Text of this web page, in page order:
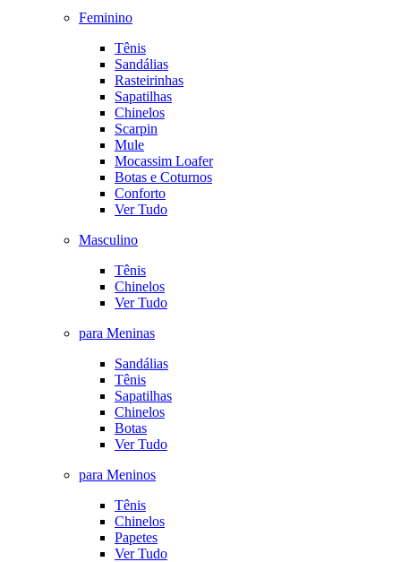
Feminino
Tênis
Sandálias
Rasteirinhas
Sapatilhas
Chinelos
Scarpin
Mule
Mocassim Loafer
Botas e Coturnos
Conforto
Ver Tudo
Masculino
Tênis
Chinelos
Ver Tudo
para Meninas
Sandálias
Tênis
Sapatilhas
Chinelos
Botas
Ver Tudo
para Meninos
Tênis
Chinelos
Papetes
Ver Tudo